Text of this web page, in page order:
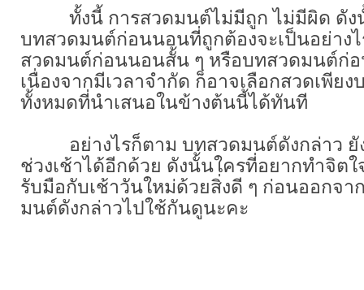
ทั้งนี้ การสวดมนต์ไม่มีถูก ไม่มีผิด ดังนั้
บทสวดมนต์ก่อนนอนที่ถูกต้องจะเป็นอย่าง
สวดมนต์ก่อนนอนสั้น ๆ หรือบทสวดมนต์ก่
เนื่องจากมีเวลาจำกัด ก็อาจเลือกสวดเพีย
ทั้งหมดที่นำเสนอในข้างต้นนี้ได้ทันที
อย่างไรก็ตาม บทสวดมนต์ดังกล่าว ยัง
ช่วงเช้าได้อีกด้วย ดังนั้นใครที่อยากทำจิตใ
รับมือกับเช้าวันใหม่ด้วยสิ่งดี ๆ ก่อนออกจ
มนต์ดังกล่าวไปใช้กันดูนะคะ